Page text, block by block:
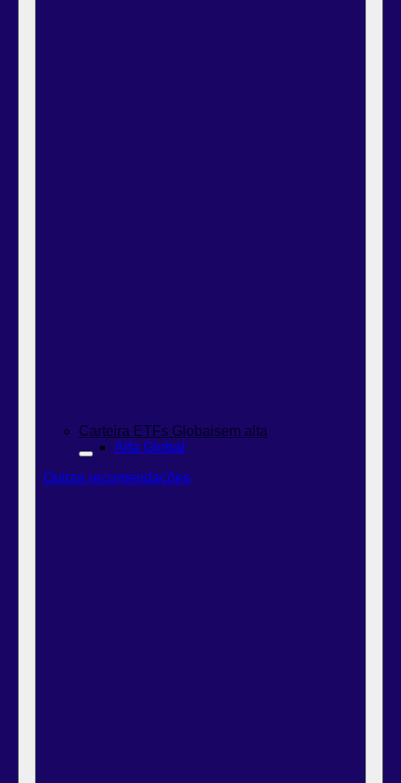
Carteira ETFs Globaisem alta
Alfa Global
Outras recomendações